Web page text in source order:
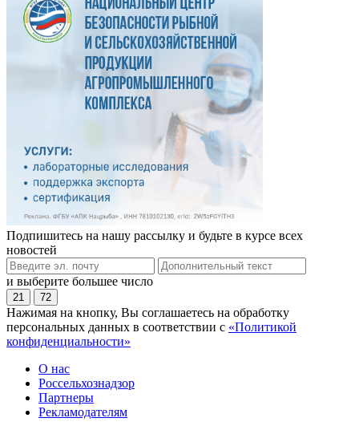
Подпишитесь на нашу рассылку и будьте в курсе всех
новостей
и выберите большее число
21 72
Нажимая на кнопку, Вы соглашаетесь на обработку
персональных данных в соответствии с «Политикой
конфиденциальности»
О нас
Россельхознадзор
Партнеры
Рекламодателям